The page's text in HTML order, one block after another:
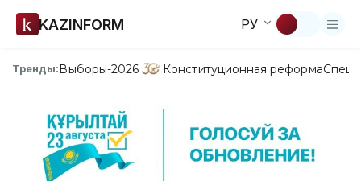
KAZINFORM РУ
Тренды:Выборы-2026 Конституционная реформа